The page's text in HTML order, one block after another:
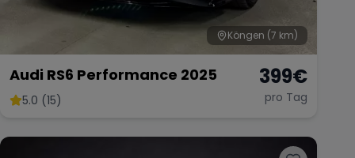
Köngen (7 km)
Audi RS6 Performance 2025
5.0 (15)
399€
pro Tag